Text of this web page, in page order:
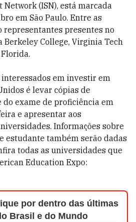
(ISN), está marcada
em São Paulo. Entre as
representantes presentes no
Berkeley College, Virginia Tech
interessados em investir em
é levar cópias de
do exame de proficiência em
e apresentar aos
Informações sobre
estudante também serão dadas
todas as universidades que
Education Expo:
por dentro das últimas
Brasil e do Mundo